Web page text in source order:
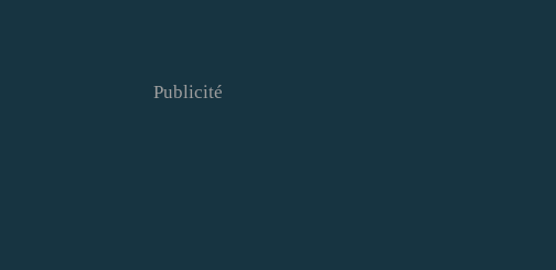
Publicité